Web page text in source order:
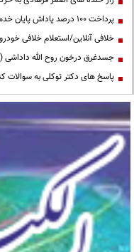
پرداخت ۱۰۰ درصد پاداش پایان خدمت فرهنگیان
خلافی آنلاین/استعلام خلافی
جسدغرق درخون روح الله
پاسخ های دکتر توکلی به سوالات